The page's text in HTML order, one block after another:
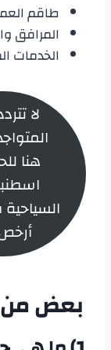
طاقم
المرافق
الخدمات
لا
هنا
بعض من